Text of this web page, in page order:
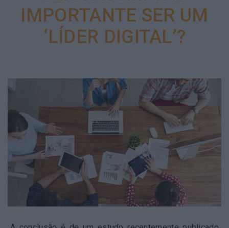
IMPORTANTE SER UM
‘LÍDER DIGITAL’?